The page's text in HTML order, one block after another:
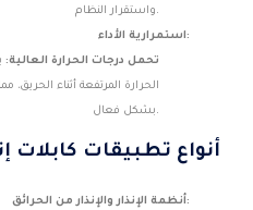
واستقرار النظام.
استمرارية الأداء:
تحمل درجات الحرارة العالية:
الحرارة المرتفعة أثناء الحريق،
بشكل فعال.
أنواع تطبيقات كابلات
أنظمة الإنذار والإنذار من الحرائق: